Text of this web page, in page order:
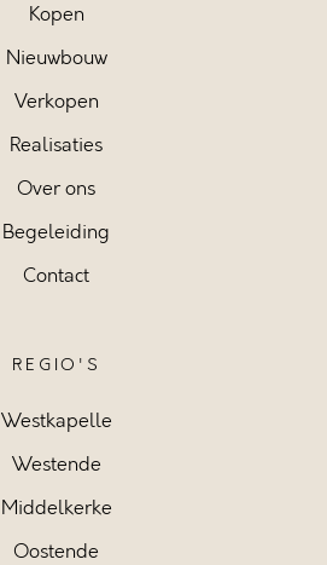
Kopen
Nieuwbouw
Verkopen
Realisaties
Over ons
Begeleiding
Contact
REGIO'S
Westkapelle
Westende
Middelkerke
Oostende